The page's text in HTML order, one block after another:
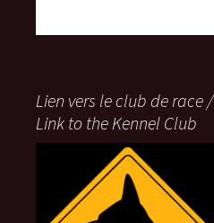
Lien vers le club de race /
Link to the Kennel Club